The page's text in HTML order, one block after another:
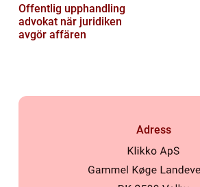
Offentlig upphandling
advokat när juridiken
avgör affären
Adress